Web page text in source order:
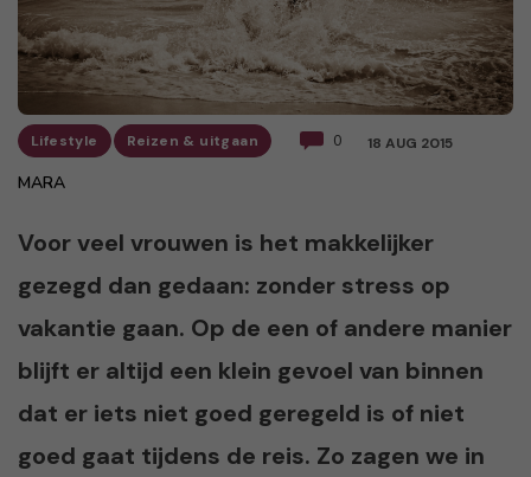
Lifestyle Reizen & uitgaan 0 18 AUG 2015
MARA
Voor veel vrouwen is het makkelijker
gezegd dan gedaan: zonder stress op
vakantie gaan. Op de een of andere manier
blijft er altijd een klein gevoel van binnen
dat er iets niet goed geregeld is of niet
goed gaat tijdens de reis. Zo zagen we in